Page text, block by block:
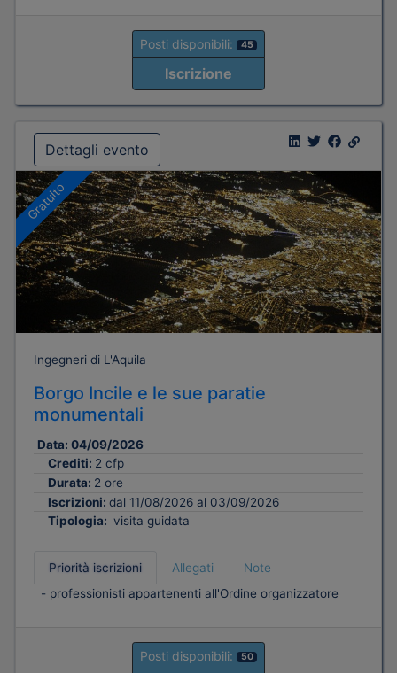
Posti disponibili: 45
Iscrizione
Dettagli evento
Gratuito
Ingegneri di L'Aquila
Borgo Incile e le sue paratie
monumentali
Data: 04/09/2026
Crediti: 2 cfp
Durata: 2 ore
Iscrizioni: dal 11/08/2026 al 03/09/2026
Tipologia: visita guidata
Priorità iscrizioni Allegati
Note
- professionisti appartenenti all'Ordine organizzatore
Posti disponibili: 50